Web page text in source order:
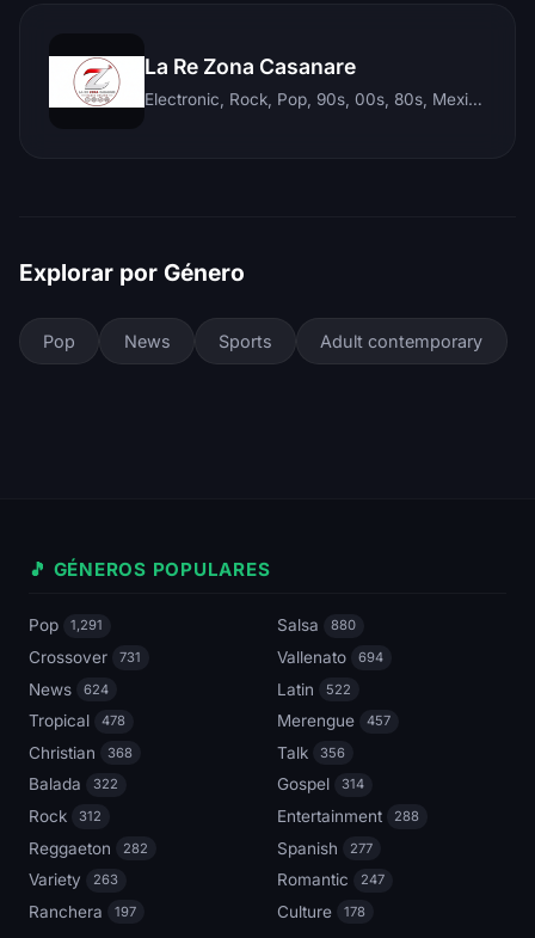
La Re Zona Casanare
Electronic, Rock, Pop, 90s, 00s, 80s, Mexican, Ranchera, Reggaeton, Instrumental, Salsa, Merengue, Tropical, Romantic, Vallenato, Llanera
Explorar por Género
Pop News Sports Adult contemporary
🎵 GÉNEROS POPULARES
Pop 1,291 Salsa 880
Crossover 731 Vallenato 694
News 624 Latin 522
Tropical 478 Merengue 457
Christian 368 Talk 356
Balada 322 Gospel 314
Rock 312 Entertainment 288
Reggaeton 282 Spanish 277
Variety 263 Romantic 247
Ranchera 197 Culture 178